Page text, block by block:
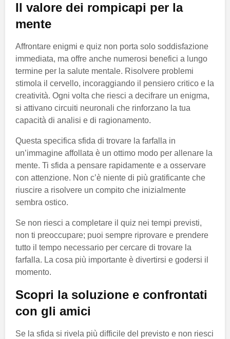
Il valore dei rompicapi per la
mente
Affrontare enigmi e quiz non porta solo soddisfazione
immediata, ma offre anche numerosi benefici a lungo
termine per la salute mentale. Risolvere problemi
stimola il cervello, incoraggiando il pensiero critico e la
creatività. Ogni volta che riesci a decifrare un enigma,
si attivano circuiti neuronali che rinforzano la tua
capacità di analisi e di ragionamento.
Questa specifica sfida di trovare la farfalla in
un’immagine affollata è un ottimo modo per allenare la
mente. Ti sfida a pensare rapidamente e a osservare
con attenzione. Non c’è niente di più gratificante che
riuscire a risolvere un compito che inizialmente
sembra ostico.
Se non riesci a completare il quiz nei tempi previsti,
non ti preoccupare; puoi sempre riprovare e prendere
tutto il tempo necessario per cercare di trovare la
farfalla. La cosa più importante è divertirsi e godersi il
momento.
Scopri la soluzione e confrontati
con gli amici
Se la sfida si rivela più difficile del previsto e non riesci